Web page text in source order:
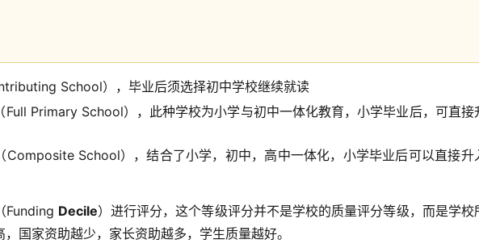
School），毕业后须选择初中学校继续就读
Full Primary School），此种学校为小学与初中一体化教育，小学毕业后，可直接
Composite School），结合了小学，初中，高中一体化，小学毕业后可以直接升
Funding Decile）进行评分，这个等级评分并不是学校的质量评分等级，而是学校
国家资助越少，家长资助越多，学生质量越好。